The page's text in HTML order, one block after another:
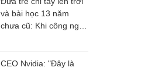
và bài học 13 năm
chưa cũ: Khi công nghệ
CEO Nvidia: "Đây là